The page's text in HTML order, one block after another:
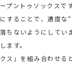
プントゥソックスで
することで、適度な
ちないようにしてい
ます。
ス」を組み合わせる